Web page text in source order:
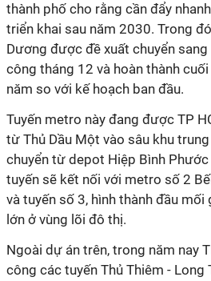
thành phố cho rằng cần đẩy
triển khai sau năm 2030. Trong
Dương được đề xuất chuyển sang
công tháng 12 và hoàn thành
năm so với kế hoạch ban đầu.
Tuyến metro này đang được TP
từ Thủ Dầu Một vào sâu khu
chuyển từ depot Hiệp Bình Phước
tuyến sẽ kết nối với metro số 2
và tuyến số 3, hình thành đầu
lớn ở vùng lõi đô thị.
Ngoài dự án trên, trong năm nay
công các tuyến Thủ Thiêm - Long